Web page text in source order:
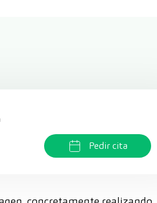
Imhotep
Pedir cita